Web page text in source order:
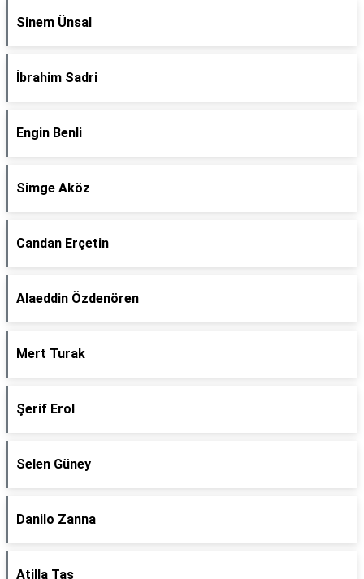
Sinem Ünsal
İbrahim Sadri
Engin Benli
Simge Aköz
Candan Erçetin
Alaeddin Özdenören
Mert Turak
Şerif Erol
Selen Güney
Danilo Zanna
Atilla Taş